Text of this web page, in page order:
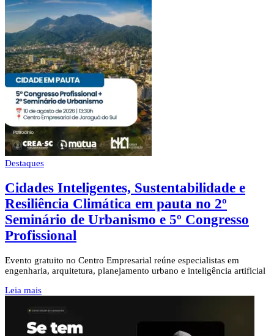
Destaques
Cidades Inteligentes, Sustentabilidade e
Resiliência Climática em pauta no 2º
Seminário de Urbanismo e 5º Congresso
Profissional
Evento gratuito no Centro Empresarial reúne especialistas em
engenharia, arquitetura, planejamento urbano e inteligência artificial
Leia mais